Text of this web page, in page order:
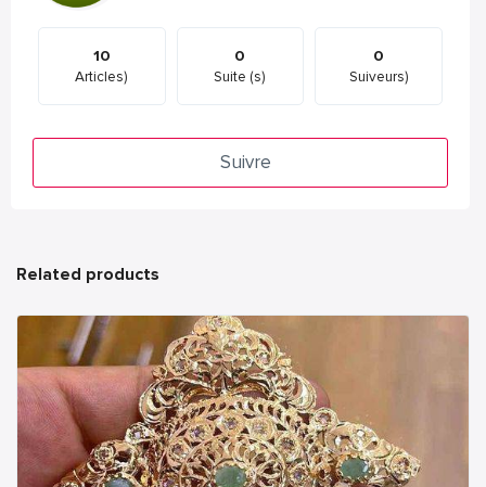
10
Articles)
0
Suite (s)
0
Suiveurs)
Suivre
Related products